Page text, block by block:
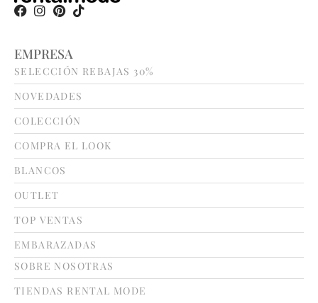
EMPRESA
SELECCIÓN REBAJAS 30%
NOVEDADES
COLECCIÓN
COMPRA EL LOOK
BLANCOS
OUTLET
TOP VENTAS
EMBARAZADAS
SOBRE NOSOTRAS
TIENDAS RENTAL MODE